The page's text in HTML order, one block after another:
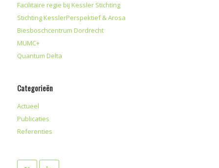
Facilitaire regie bij Kessler Stichting
Stichting KesslerPerspektief & Arosa
Biesboschcentrum Dordrecht
MUMC+
Quantum Delta
Categorieën
Actueel
Publicaties
Referenties